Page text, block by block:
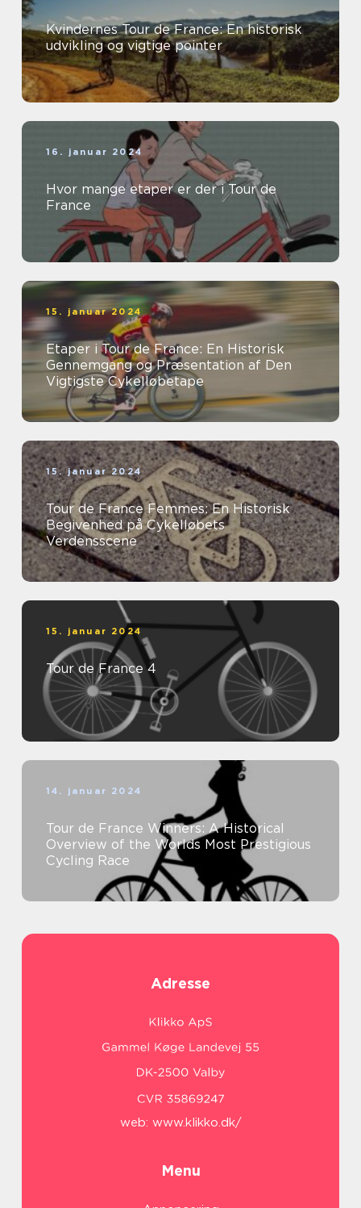
Kvindernes Tour de France: En historisk
udvikling og vigtige pointer
16. januar 2024
Hvor mange etaper er der i Tour de
France
15. januar 2024
Etaper i Tour de France: En Historisk
Gennemgang og Præsentation af Den
Vigtigste Cykelløbetape
15. januar 2024
Tour de France Femmes: En Historisk
Begivenhed på Cykelløbets
Verdensscene
15. januar 2024
Tour de France 4
14. januar 2024
Tour de France Winners: A Historical
Overview of the Worlds Most Prestigious
Cycling Race
Adresse
web: www.klikko.dk/
Menu